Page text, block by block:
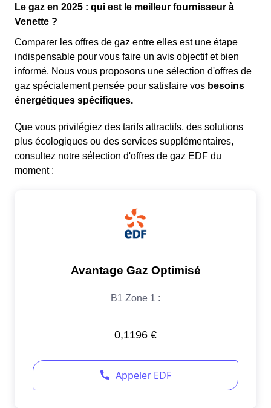
Le gaz en 2025 : qui est le meilleur fournisseur à
Venette ?
Comparer les offres de gaz entre elles est une étape
indispensable pour vous faire un avis objectif et bien
informé. Nous vous proposons une sélection d'offres de
gaz spécialement pensée pour satisfaire vos besoins
énergétiques spécifiques.
Que vous privilégiez des tarifs attractifs, des solutions
plus écologiques ou des services supplémentaires,
consultez notre sélection d'offres de gaz EDF du
moment :